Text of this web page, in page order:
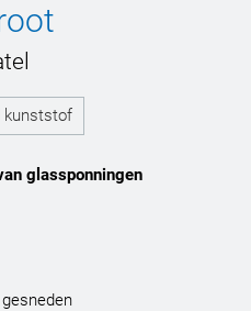
kunststof
glassponningen